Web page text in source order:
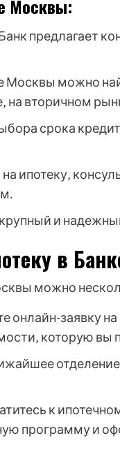
Москвы:
предлагает
Москвы можно
вторичном
срока
ипотеку‚
и
в
можно
онлайн-заявку
которую вы
к
программу и